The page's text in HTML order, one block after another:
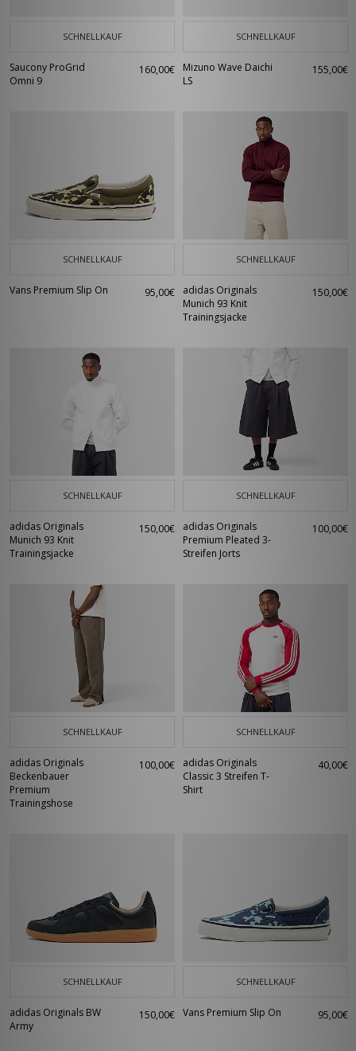
SCHNELLKAUF
Saucony ProGrid
Omni 9
160,00€
SCHNELLKAUF
Mizuno Wave Daichi
LS
155,00€
SCHNELLKAUF
Vans Premium Slip On 95,00€
SCHNELLKAUF
adidas Originals
Munich 93 Knit
Trainingsjacke
150,00€
SCHNELLKAUF
adidas Originals
Munich 93 Knit
Trainingsjacke
150,00€
SCHNELLKAUF
adidas Originals
Premium Pleated 3-
Streifen Jorts
100,00€
SCHNELLKAUF
adidas Originals
Beckenbauer
Premium
Trainingshose
100,00€
SCHNELLKAUF
adidas Originals
Classic 3 Streifen T-
Shirt
40,00€
SCHNELLKAUF
adidas Originals BW
Army
150,00€
SCHNELLKAUF
Vans Premium Slip On 95,00€